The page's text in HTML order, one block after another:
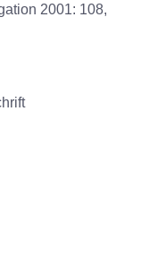
2001: 108,